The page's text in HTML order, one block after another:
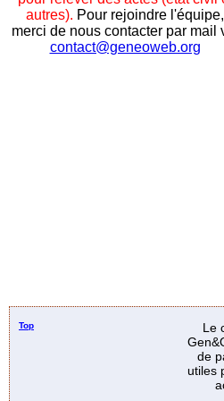
autres). Pour rejoindre l'équipe,
merci de nous contacter par mail
contact@geneoweb.org
Top
Le
de
utiles